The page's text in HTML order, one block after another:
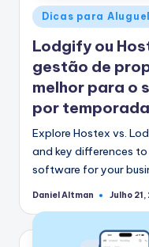
Postado
em
Dicas para
Lodgify ou
gestão de
melhor para o
por
Explore Hostex vs.
and key differences
software for your
Postado
Daniel Altman Julho 21,